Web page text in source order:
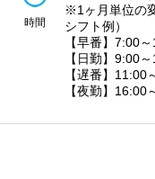
時間
※1ヶ月単位の
シフト例）
【早番】7:00
【日勤】9:00
【遅番】11:00
【夜勤】16:00